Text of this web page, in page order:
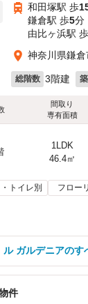
和田塚駅 歩
鎌倉駅 歩5分
由比ヶ浜駅 歩
神奈川県鎌倉
総階数 3階建
間取り
専有面積
1LDK
46.4㎡
トイレ別 フロー
ル ガルデニアのす
件